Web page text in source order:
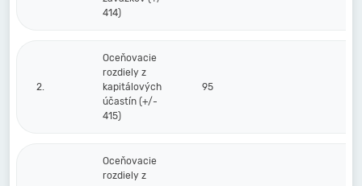
414)
2.
Oceňovacie
rozdiely z
kapitálových
účastín (+/-
415)
95
Oceňovacie
rozdiely z